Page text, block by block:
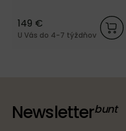
149 €
U Vás do 4-7 týždňov
Newsletter